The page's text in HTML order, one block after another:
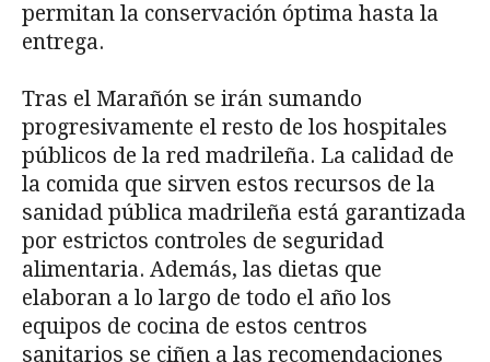
permitan la conservación óptima hasta la
entrega.
Tras el Marañón se irán sumando
progresivamente el resto de los hospitales
públicos de la red madrileña. La calidad de
la comida que sirven estos recursos de la
sanidad pública madrileña está garantizada
por estrictos controles de seguridad
alimentaria. Además, las dietas que
elaboran a lo largo de todo el año los
equipos de cocina de estos centros
sanitarios se ciñen a las recomendaciones